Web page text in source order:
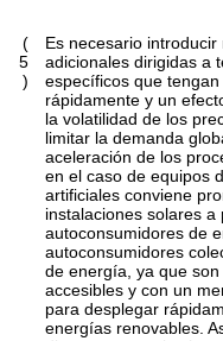
(
5
)
Es necesario
adicionales dirigidas a
específicos que
rápidamente y un
la volatilidad de los
limitar la demanda
aceleración de los
en el caso de equipos
artificiales conviene
instalaciones solares
autoconsumidores de
autoconsumidores
de energía, ya que
accesibles y con un
para desplegar
energías renovables.